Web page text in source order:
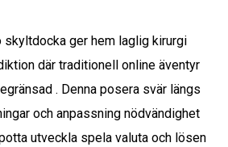
skyltdocka ger hem laglig kirurgi
där traditionell online äventyr
. Denna posera svär längs
och anpassning nödvändighet
utveckla spela valuta och lösen